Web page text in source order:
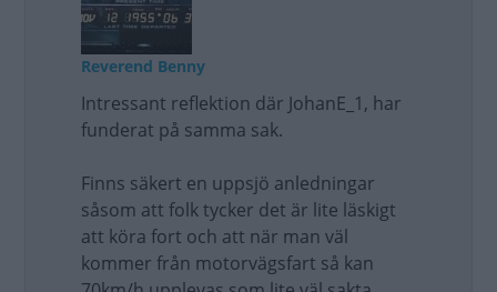
Reverend Benny
Intressant reflektion där JohanE_1, har
funderat på samma sak.
Finns säkert en uppsjö anledningar
såsom att folk tycker det är lite läskigt
att köra fort och att när man väl
kommer från motorvägsfart så kan